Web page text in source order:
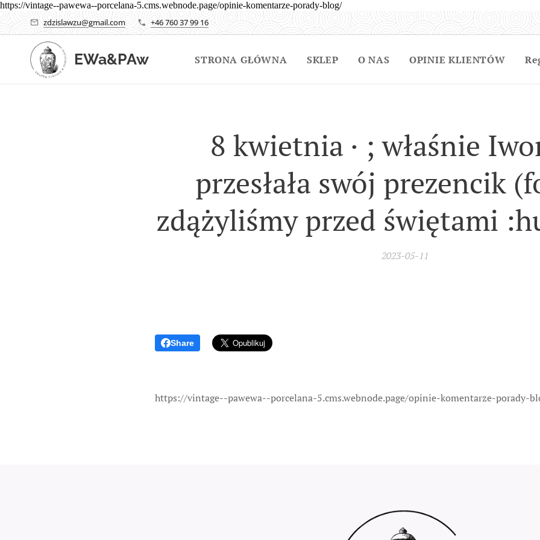
https://vintage--pawewa--porcelana-5.cms.webnode.page/opinie-komentarze-porady-blog/
zdzislawzu@gmail.com +46 760 37 99 16
EWa&PAw STRONA GŁÓWNA SKLEP O NAS OPINIE KLIENTÓW
8 kwietnia · ; właśnie
przesłała swój prezencik
zdążyliśmy przed świętami
2023-05-11
Share
https://vintage--pawewa--porcelana-5.cms.webnode.page/opinie-komentarze-porady-